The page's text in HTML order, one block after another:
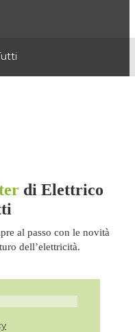
di Elettrico
al passo con le novità
dell’elettricità.